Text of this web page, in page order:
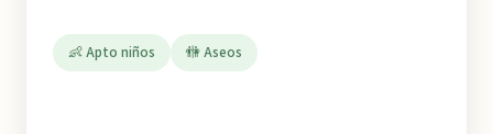
👶 Apto niños 🚻 Aseos